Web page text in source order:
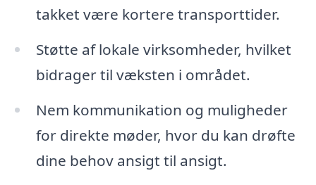
takket være kortere transporttider.
Støtte af lokale virksomheder, hvilket
bidrager til væksten i området.
Nem kommunikation og muligheder
for direkte møder, hvor du kan drøfte
dine behov ansigt til ansigt.